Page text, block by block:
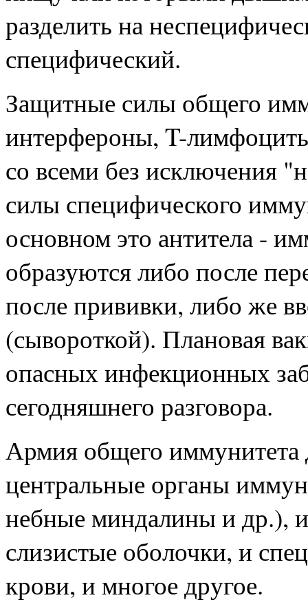
разделить на
специфический.
Защитные силы общего
интерфероны, T-
со всеми без исключения
силы специфического
основном это антитела -
образуются либо после
после прививки, либо же
(сывороткой). Плановая
опасных инфекционных
сегодняшнего разговора.
Армия общего
центральные органы
небные миндалины и др.),
слизистые оболочки, и
крови, и многое другое.